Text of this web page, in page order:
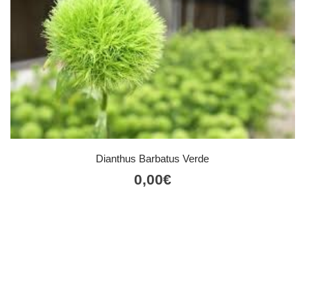
Dianthus Barbatus Verde
0,00€